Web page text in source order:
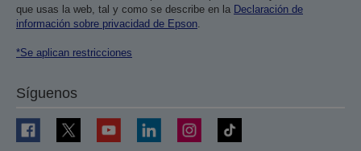
que usas la web, tal y como se describe en la Declaración de
información sobre privacidad de Epson
*Se aplican restricciones
Síguenos